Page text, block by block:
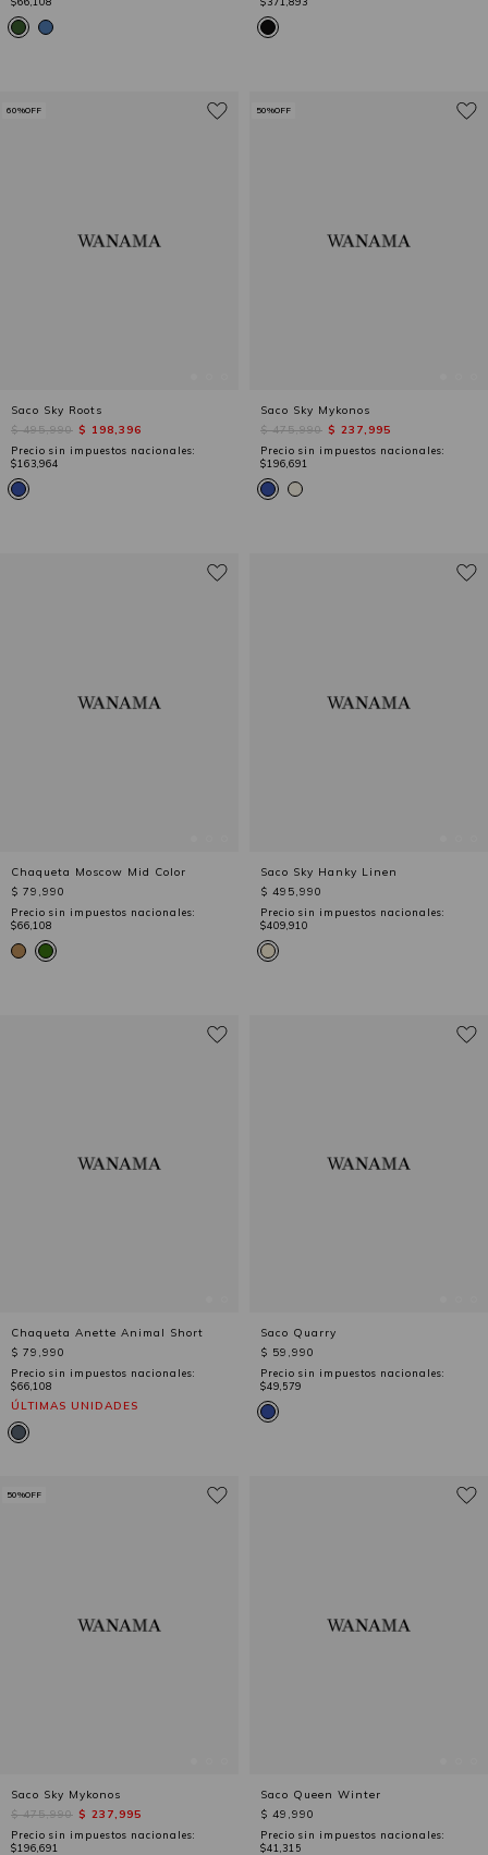
Saco Sky Roots
$ 495,990 $ 198,396
Precio sin impuestos nacionales:
$163,964
60%OFF
Saco Sky Mykonos
$ 475,990 $ 237,995
Precio sin impuestos nacionales:
$196,691
50%OFF
Chaqueta Moscow Mid Color
$ 79,990
Precio sin impuestos nacionales:
$66,108
Saco Sky Hanky Linen
$ 495,990
Precio sin impuestos nacionales:
$409,910
Chaqueta Anette Animal Short
$ 79,990
Precio sin impuestos nacionales:
$66,108
ÚLTIMAS UNIDADES
Saco Quarry
$ 59,990
Precio sin impuestos nacionales:
$49,579
Saco Sky Mykonos
$ 475,990 $ 237,995
Precio sin impuestos nacionales:
$196,691
50%OFF
Saco Queen Winter
$ 49,990
Precio sin impuestos nacionales:
$41,315